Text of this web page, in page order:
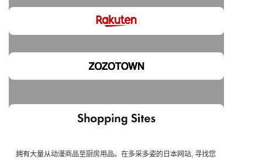
拥有大量从动漫商品至厨房用品。在多采多姿的日本网站, 寻找您